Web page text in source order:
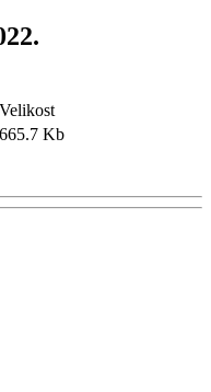
Velikost
665.7 Kb